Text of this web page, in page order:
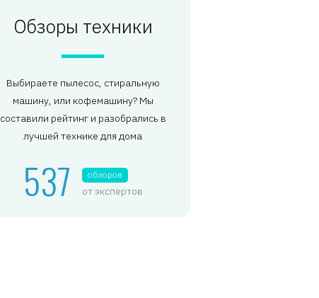
Обзоры техники
Выбираете пылесос, стиральную
машину, или кофемашину? Мы
составили рейтинг и разобрались в
лучшей технике для дома
537 обзоров
от экспертов